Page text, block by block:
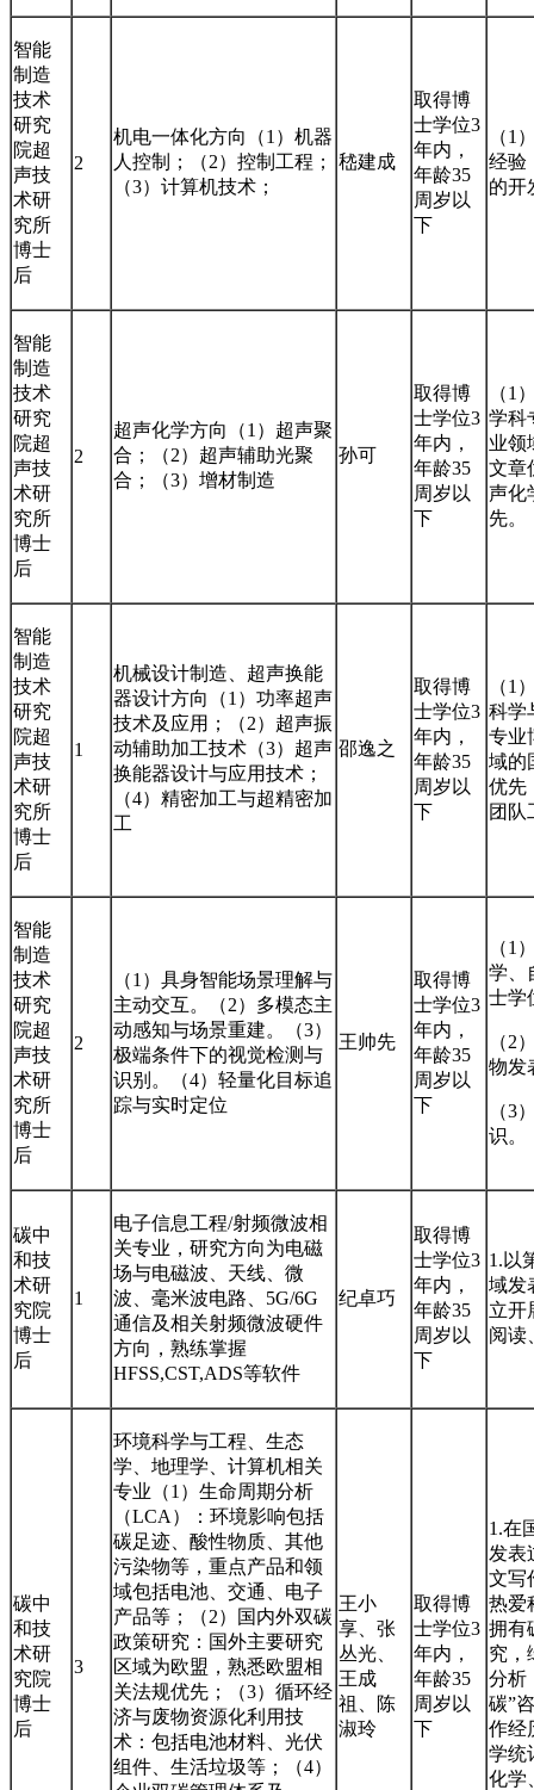
智能
制造
技术
研究
院超
声技
术研
究所
博士
后
2
机电一体化方向（1）机器
人控制；（2）控制工程；
（3）计算机技术；
嵇建成
取得博
士学位3
年内，
年龄35
周岁以
下
（1
经验
的开
智能
制造
技术
研究
院超
声技
术研
究所
博士
后
2
超声化学方向（1）超声聚
合；（2）超声辅助光聚
合；（3）增材制造
孙可
取得博
士学位3
年内，
年龄35
周岁以
下
（1
学科
业领
文章
声化
先。
智能
制造
技术
研究
院超
声技
术研
究所
博士
后
1
机械设计制造、超声换能
器设计方向（1）功率超声
技术及应用；（2）超声振
动辅助加工技术（3）超声
换能器设计与应用技术；
（4）精密加工与超精密加
工
邵逸之
取得博
士学位3
年内，
年龄35
周岁以
下
（1
科学
专业
域的
优先
团队
智能
制造
技术
研究
院超
声技
术研
究所
博士
后
2
（1）具身智能场景理解与
主动交互。（2）多模态主
动感知与场景重建。（3）
极端条件下的视觉检测与
识别。（4）轻量化目标追
踪与实时定位
王帅先
取得博
士学位3
年内，
年龄35
周岁以
下
（1
学、
士学
（2
物发
（3
识。
碳中
和技
术研
究院
博士
后
1
电子信息工程/射频微波相
关专业，研究方向为电磁
场与电磁波、天线、微
波、毫米波电路、5G/6G
通信及相关射频微波硬件
方向，熟练掌握
HFSS,CST,ADS等软件
纪卓巧
取得博
士学位3
年内，
年龄35
周岁以
下
1.以
域发
立开
阅读
碳中
和技
术研
究院
博士
后
3
环境科学与工程、生态
学、地理学、计算机相关
专业（1）生命周期分析
（LCA）：环境影响包括
碳足迹、酸性物质、其他
污染物等，重点产品和领
域包括电池、交通、电子
产品等；（2）国内外双碳
政策研究：国外主要研究
区域为欧盟，熟悉欧盟相
关法规优先；（3）循环经
济与废物资源化利用技
术：包括电池材料、光伏
组件、生活垃圾等；（4）
王小
享、张
丛光、
王成
祖、陈
淑玲
取得博
士学位3
年内，
年龄35
周岁以
下
1.在
发表
文写
热爱
拥有
究，
分析
碳”
作经
学统
化学